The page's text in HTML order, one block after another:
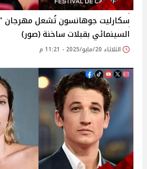
سكارليت جوهانسون تُشعل مهرجان
السينمائي بقبلات ساخنة (صور)
الثلاثاء 20/مايو/2025 - 11:21 م